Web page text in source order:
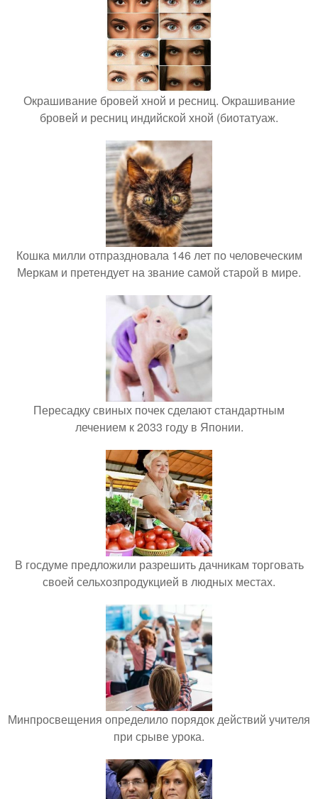
Окрашивание бровей хной и ресниц. Окрашивание
бровей и ресниц индийской хной (биотатуаж.
Кошка милли отпраздновала 146 лет по человеческим
Меркам и претендует на звание самой старой в мире.
Пересадку свиных почек сделают стандартным
лечением к 2033 году в Японии.
В госдуме предложили разрешить дачникам торговать
своей сельхозпродукцией в людных местах.
Минпросвещения определило порядок действий учителя
при срыве урока.